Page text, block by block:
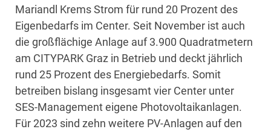
Mariandl Krems Strom für rund 20 Prozent des
Eigenbedarfs im Center. Seit November ist auch
die großflächige Anlage auf 3.900 Quadratmetern
am CITYPARK Graz in Betrieb und deckt jährlich
rund 25 Prozent des Energiebedarfs. Somit
betreiben bislang insgesamt vier Center unter
SES-Management eigene Photovoltaikanlagen.
Für 2023 sind zehn weitere PV-Anlagen auf den